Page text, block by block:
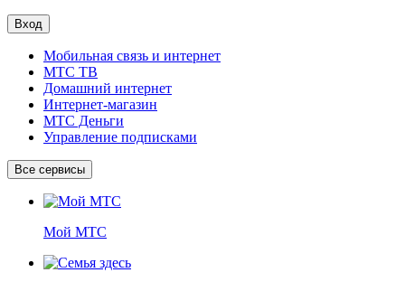
Вход
Мобильная связь и интернет
МТС ТВ
Домашний интернет
Интернет-магазин
МТС Деньги
Управление подписками
Все сервисы
Мой МТС